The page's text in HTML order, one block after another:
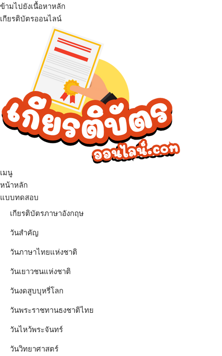
ข้ามไปยังเนื้อหาหลัก
เกียรติบัตรออนไลน์
เมนู
หน้าหลัก
แบบทดสอบ
เกียรติบัตรภาษาอังกฤษ
วันสำคัญ
วันภาษาไทยแห่งชาติ
วันเยาวชนแห่งชาติ
วันงดสูบบุหรี่โลก
วันพระราชทานธงชาติไทย
วันไหว้พระจันทร์​
วันวิทยาศาสตร์